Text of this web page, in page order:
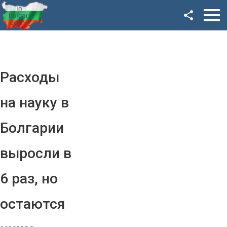
Расходы
на науку в
Болгарии
выросли в
6 раз, но
остаются